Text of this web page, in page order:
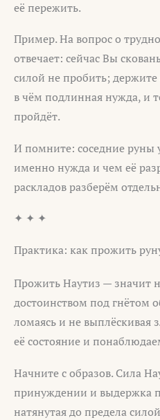
её пережить.
Пример. На вопрос о
отвечает: сейчас Вы
силой не пробить; держите
в чём подлинная нужда, и
пройдёт.
И помните: соседние руны
именно нужда и чем её
раскладов разберём
✦ ✦ ✦
Практика: как прожить
Прожить Наутиз — значит
достоинством под гнётом
ломаясь и не выплёскивая
её состояние и
Начните с образов. Сила
принуждении и выдержка
натянутая до предела